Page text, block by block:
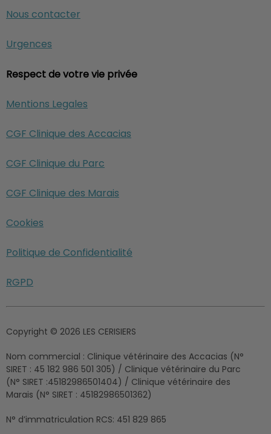
Nous contacter
Urgences
Respect de votre vie privée
Mentions Legales
CGF Clinique des Accacias
CGF Clinique du Parc
CGF Clinique des Marais
Cookies
Politique de Confidentialité
RGPD
Copyright © 2026 LES CERISIERS
Nom commercial : Clinique vétérinaire des Accacias (N°
SIRET : 45 182 986 501 305) / Clinique vétérinaire du Parc
(N° SIRET :45182986501404) / Clinique vétérinaire des
Marais (N° SIRET : 45182986501362)
N° d’immatriculation RCS: 451 829 865